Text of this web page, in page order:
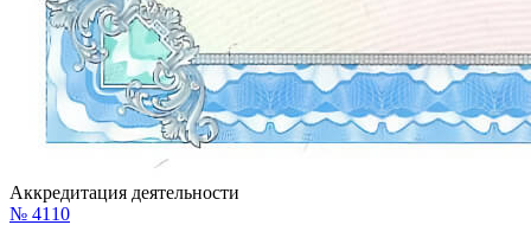
Аккредитация деятельности
№ 4110